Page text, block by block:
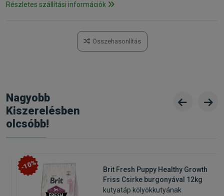
Részletes szállítási információk
Összehasonlítás
Nagyobb
Kiszerelésben
olcsóbb!
-10%
Brit Fresh Puppy Healthy Growth
Friss Csirke burgonyával 12kg
kutyatáp kölyökkutyának